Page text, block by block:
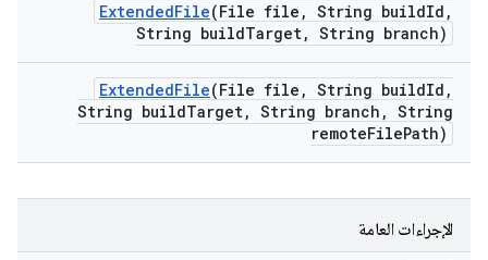
ExtendedFile(File file , String buildId ,
String buildTarget, String branch)
ExtendedFile(File file , String buildId ,
String buildTarget, String branch , String
remoteFilePath)
الإجراءات العامة